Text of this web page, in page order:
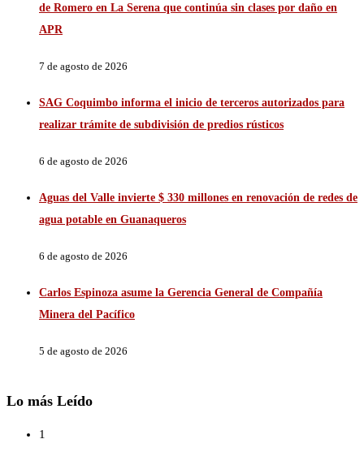
de Romero en La Serena que continúa sin clases por daño en
APR
7 de agosto de 2026
SAG Coquimbo informa el inicio de terceros autorizados para
realizar trámite de subdivisión de predios rústicos
6 de agosto de 2026
Aguas del Valle invierte $ 330 millones en renovación de redes de
agua potable en Guanaqueros
6 de agosto de 2026
Carlos Espinoza asume la Gerencia General de Compañía
Minera del Pacífico
5 de agosto de 2026
Lo más Leído
1